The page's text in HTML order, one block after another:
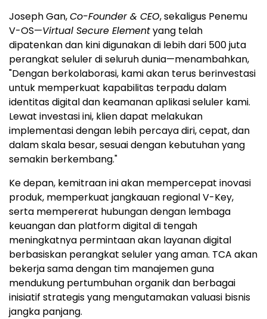
Joseph Gan,Co-Founder & CEO, sekaligus Penemu
V-OS—Virtual Secure Elementyang telah
dipatenkan dan kini digunakan di lebih dari 500 juta
perangkat seluler di seluruh dunia—menambahkan,
"Dengan berkolaborasi, kami akan terus berinvestasi
untuk memperkuat kapabilitas terpadu dalam
identitas digital dan keamanan aplikasi seluler kami.
Lewat investasi ini, klien dapat melakukan
implementasi dengan lebih percaya diri, cepat, dan
dalam skala besar, sesuai dengan kebutuhan yang
semakin berkembang."
Ke depan, kemitraan ini akan mempercepat inovasi
produk, memperkuat jangkauan regional V-Key,
serta mempererat hubungan dengan lembaga
keuangan dan platform digital di tengah
meningkatnya permintaan akan layanan digital
berbasiskan perangkat seluler yang aman. TCA akan
bekerja sama dengan tim manajemen guna
mendukung pertumbuhan organik dan berbagai
inisiatif strategis yang mengutamakan valuasi bisnis
jangka panjang.